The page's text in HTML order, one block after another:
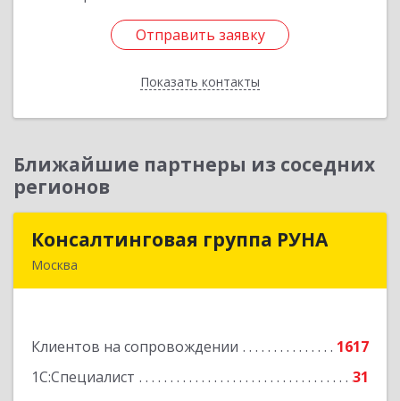
Отправить заявку
Показать контакты
Отправить заявку
Назад
Ближайшие партнеры из соседних
регионов
Консалтинговая группа РУНА
Москва
Клиентов на сопровождении
1617
1С:Специалист
31
Консалтинговая группа РУНА
Подробнее